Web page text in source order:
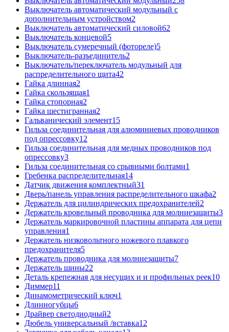
Выключатель автоматический модульный с
дополнительным устройством2
Выключатель автоматический силовой62
Выключатель концевой5
Выключатель сумеречный (фотореле)5
Выключатель-разъединитель2
Выключатель/переключатель модульный для
распределительного щита42
Гайка длинная2
Гайка скользящая1
Гайка стопорная2
Гайка шестигранная2
Гальванический элемент15
Гильза соединительная для алюминиевых проводников
под опрессовку12
Гильза соединительная для медных проводников под
опрессовку3
Гильза соединительная со срывными болтами1
Гребенка распределительная14
Датчик движения комплектный31
Дверь/панель управления распределительного шкафа2
Держатель для цилиндрических предохранителей2
Держатель кровельный проводника для молниезащиты3
Держатель маркировочной пластины аппарата для цепи
управления1
Держатель низковольтного ножевого плавкого
предохранителя5
Держатель проводника для молниезащиты7
Держатель шины22
Деталь крепежная для несущих и и профильных реек10
Диммер11
Динамометрический ключ1
Длинногубцы6
Драйвер светодиодный2
Дюбель универсальный /вставка12